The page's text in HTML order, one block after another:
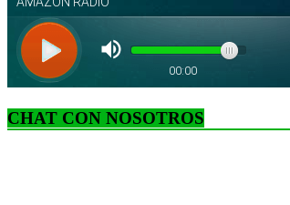
CHAT CON NOSOTROS